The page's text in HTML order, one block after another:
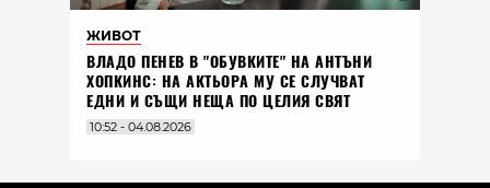
ЖИВОТ
ВЛАДO ПЕНЕВ В "ОБУВКИТЕ" НА АНТЪНИ
ХОПКИНС: НА АКТЬОРА МУ СЕ СЛУЧВАТ
ЕДНИ И СЪЩИ НЕЩА ПО ЦЕЛИЯ СВЯТ
10:52 - 04.08.2026